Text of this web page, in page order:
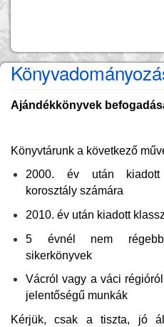
Ajándékkönyvek
Könyvtárunk a következő
2000. év után kiadott
korosztály számára
2010. év után kiadott
5 évnél nem régebbi
sikerkönyvek
Vácról vagy a váci
jelentőségű munkák
Kérjük, csak a tiszta, jó